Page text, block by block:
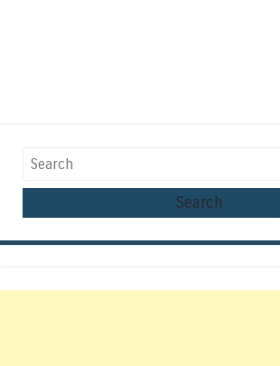
Search